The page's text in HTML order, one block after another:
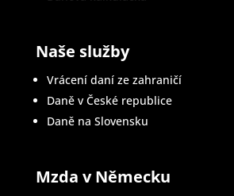
Naše služby
Vrácení daní ze zahraničí
Daně v České republice
Daně na Slovensku
Mzda v Německu